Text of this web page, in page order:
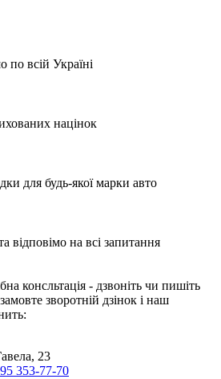
по всій Україні
націнок
для будь-якої марки авто
відповімо на всі запитання
консльтація - дзвоніть чи пишіть
зворотній дзінок і наш
23
353-77-70